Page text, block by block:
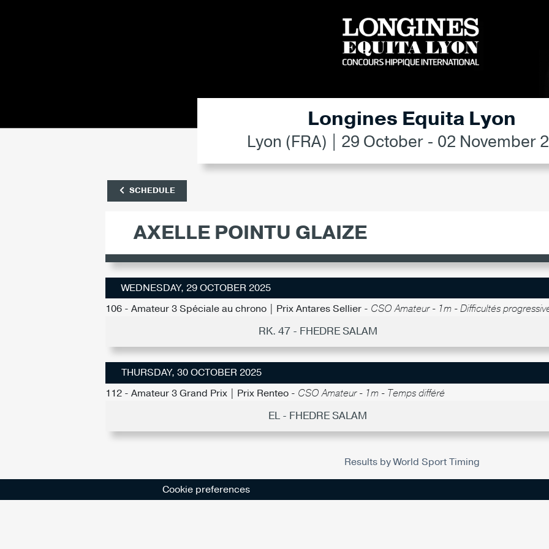
Longines Equita Lyon
Lyon (FRA) | 29 October - 02 November
SCHEDULE
AXELLE POINTU GLAIZE
WEDNESDAY, 29 OCTOBER 2025
106 - Amateur 3 Spéciale au chrono | Prix Antares Sellier - CSO Amateur - 1m - Difficultés
RK. 47 - FHEDRE SALAM
THURSDAY, 30 OCTOBER 2025
112 - Amateur 3 Grand Prix | Prix Renteo - CSO Amateur - 1m - Temps différé
EL - FHEDRE SALAM
Results by World Sport Timing
Cookie preferences